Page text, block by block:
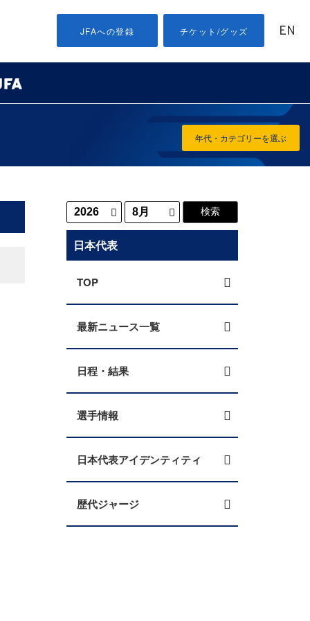
JFAへの登録 チケット/グッズ EN
年代・カテゴリーを選ぶ
日本代表
TOP
最新ニュース一覧
日程・結果
選手情報
日本代表アイデンティティ
歴代ジャージ